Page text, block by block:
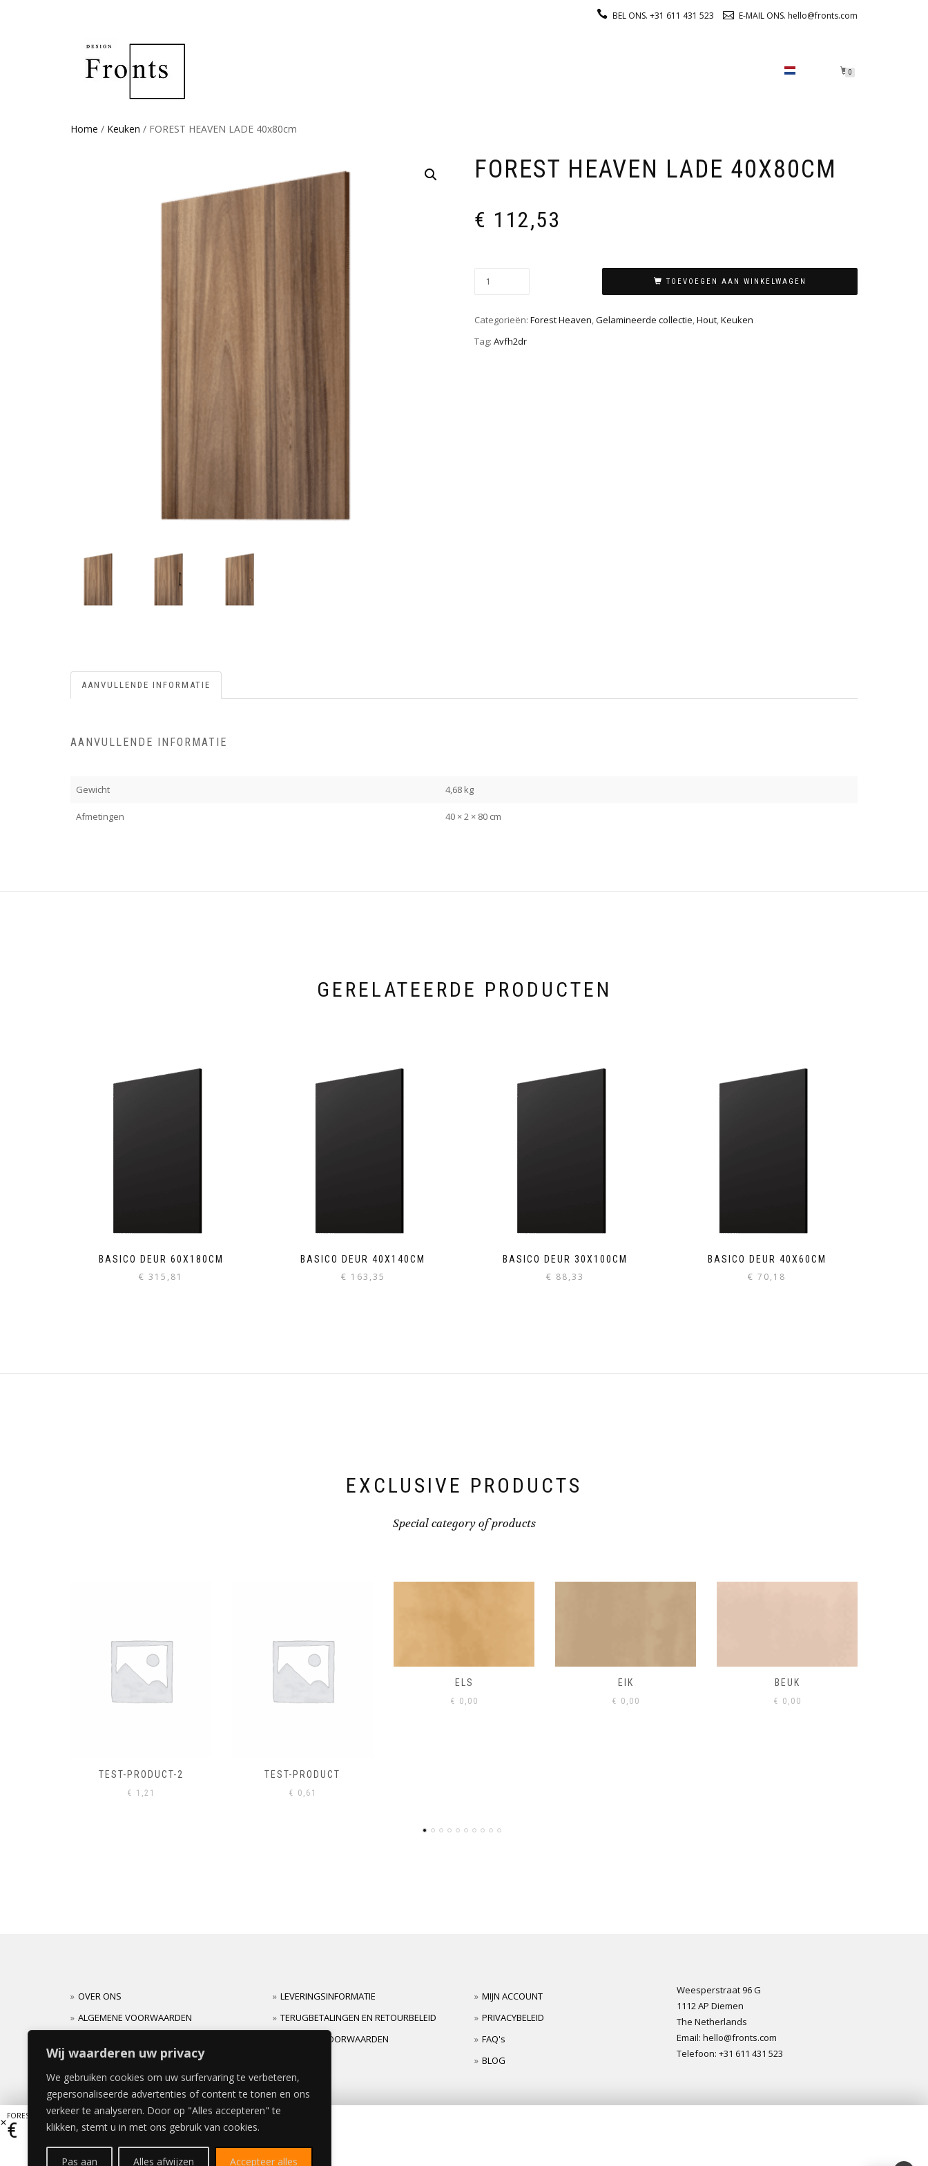
Wij waarderen uw privacy
We gebruiken cookies om uw surfervaring te verbeteren,
gepersonaliseerde advertenties of content te tonen en ons
verkeer te analyseren. Door op "Alles accepteren" te
klikken, stemt u in met ons gebruik van cookies.
Pas aan Alles afwijzen Accepteer alles
BEL ONS. +31 611 431 523 E-MAIL ONS. hello@fronts.com
0
Home / Keuken / FOREST HEAVEN LADE 40x80cm
FOREST HEAVEN LADE 40X80CM
€ 112,53
TOEVOEGEN AAN WINKELWAGEN
Categorieën: Forest Heaven,Gelamineerde collectie,Hout,Keuken
Tag: Avfh2dr
AANVULLENDE INFORMATIE
AANVULLENDE INFORMATIE
Gewicht 4,68 kg
Afmetingen 40 × 2 × 80 cm
GERELATEERDE PRODUCTEN
BASICO DEUR 60X180CM
€ 315,81
BASICO DEUR 40X140CM
€ 163,35
BASICO DEUR 30X100CM
€ 88,33
BASICO DEUR 40X60CM
€ 70,18
EXCLUSIVE PRODUCTS
Special category of products
TEST-PRODUCT
€ 0,61
ELS
€0,00
EIK
€ 0,00
BEUK
€ 0,00
VISONE
€ 0,00
OVER ONS
ALGEMENE VOORWAARDEN
LEVERINGSINFORMATIE
TERUGBETALINGEN EN RETOURBELEID
GARANTIEVOORWAARDEN
MIJN ACCOUNT
PRIVACYBELEID
FAQ's
BLOG
Weesperstraat 96 G
1112 AP Diemen
The Netherlands
Email: hello@fronts.com
Telefoon: +31 611 431 523
FOREST HEAVEN LADE 40x80cm
€ 112,53